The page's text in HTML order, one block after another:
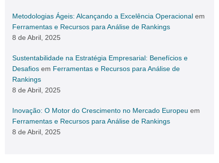
Metodologias Ágeis: Alcançando a Excelência Operacional em
Ferramentas e Recursos para Análise de Rankings
8 de Abril, 2025
Sustentabilidade na Estratégia Empresarial: Benefícios e
Desafios em Ferramentas e Recursos para Análise de
Rankings
8 de Abril, 2025
Inovação: O Motor do Crescimento no Mercado Europeu em
Ferramentas e Recursos para Análise de Rankings
8 de Abril, 2025